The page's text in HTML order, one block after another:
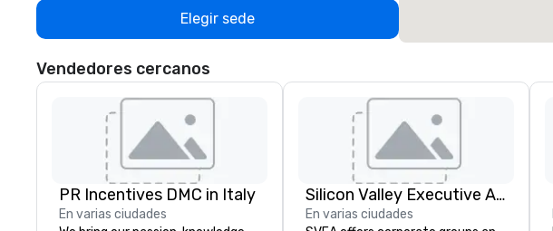
Elegir sede
Vendedores cercanos
PR Incentives DMC in Italy
En varias ciudades
Silicon Valley Executive Academy
En varias ciudades